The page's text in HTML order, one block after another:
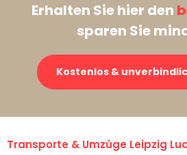
Erhalten Sie hier den
sparen Sie
Kostenlos &
Transporte & Umzüge Leipzig